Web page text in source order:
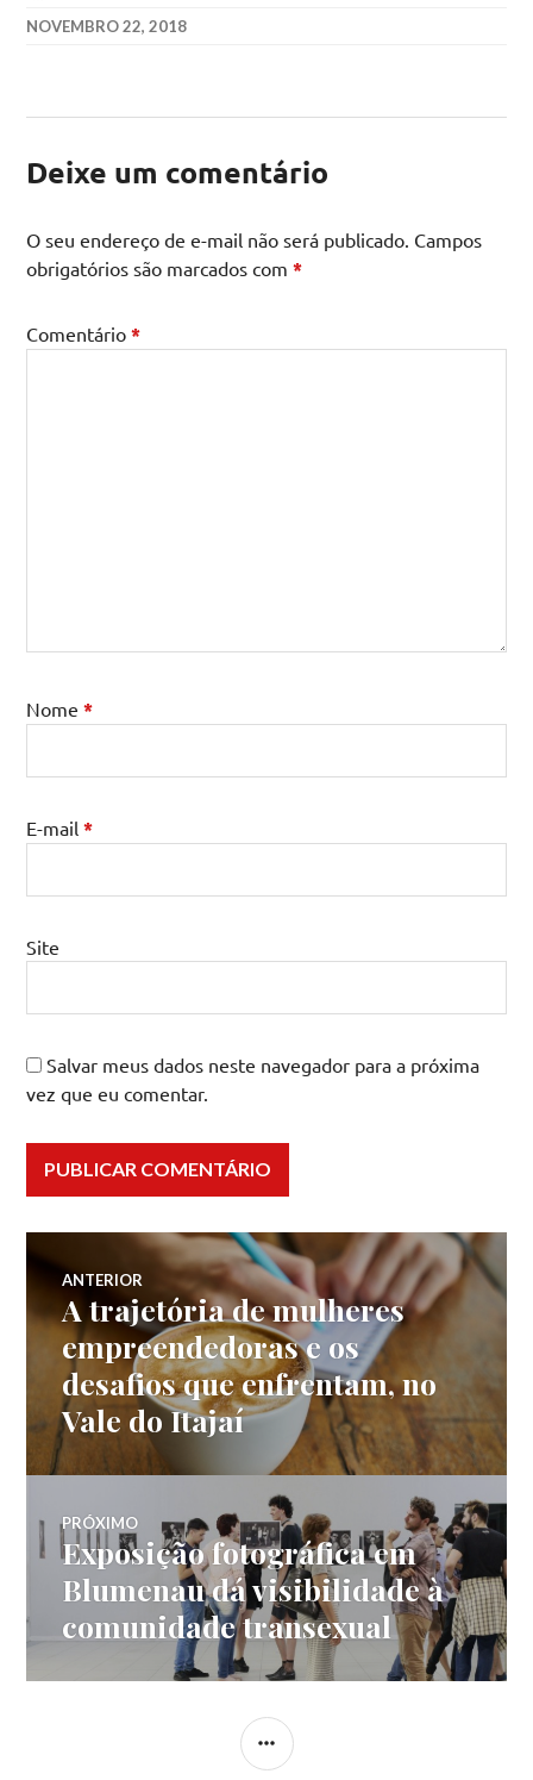
NOVEMBRO 22, 2018
Deixe um comentário
O seu endereço de e-mail não será publicado. Campos
obrigatórios são marcados com*
Comentário*
Nome*
E-mail*
Site
Salvar meus dados neste navegador para a próxima
vez que eu comentar.
Navegação
de
Post
ANTERIOR
Post
anterior:
A trajetória de mulheres
empreendedoras e os
desafios que enfrentam, no
Vale do Itajaí
PRÓXIMO
Próximo
post:
Exposição fotográfica em
Blumenau dá visibilidade à
comunidade transexual
LATERAL